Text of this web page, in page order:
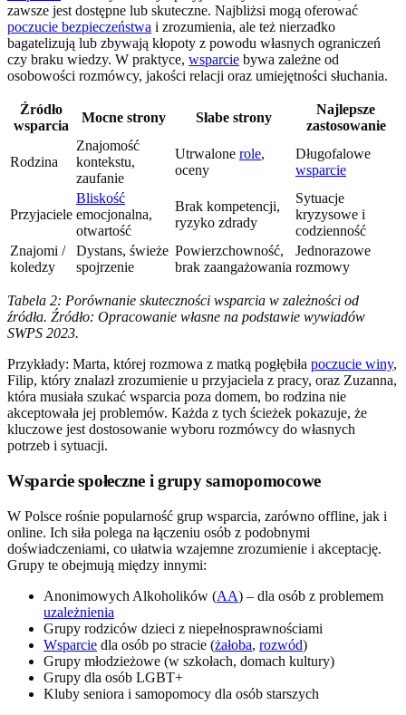
zawsze jest dostępne lub skuteczne. Najbliżsi mogą oferować
poczucie bezpieczeństwa i zrozumienia, ale też nierzadko
bagatelizują lub zbywają kłopoty z powodu własnych ograniczeń
czy braku wiedzy. W praktyce, wsparcie bywa zależne od
osobowości rozmówcy, jakości relacji oraz umiejętności słuchania.
Źródło
wsparcia
Mocne strony Słabe strony
Najlepsze
zastosowanie
Rodzina
Znajomość
kontekstu,
zaufanie
Utrwalone role,
oceny
Długofalowe
wsparcie
Przyjaciele
Bliskość
emocjonalna,
otwartość
Brak kompetencji,
ryzyko zdrady
Sytuacje
kryzysowe i
codzienność
Znajomi /
koledzy
Dystans, świeże
spojrzenie
Powierzchowność,
brak zaangażowania
Jednorazowe
rozmowy
Tabela 2: Porównanie skuteczności wsparcia w zależności od
źródła. Źródło: Opracowanie własne na podstawie wywiadów
SWPS 2023.
Przykłady: Marta, której rozmowa z matką pogłębiła poczucie winy,
Filip, który znalazł zrozumienie u przyjaciela z pracy, oraz Zuzanna,
która musiała szukać wsparcia poza domem, bo rodzina nie
akceptowała jej problemów. Każda z tych ścieżek pokazuje, że
kluczowe jest dostosowanie wyboru rozmówcy do własnych
potrzeb i sytuacji.
Wsparcie społeczne i grupy samopomocowe
W Polsce rośnie popularność grup wsparcia, zarówno offline, jak i
online. Ich siła polega na łączeniu osób z podobnymi
doświadczeniami, co ułatwia wzajemne zrozumienie i akceptację.
Grupy te obejmują między innymi:
Anonimowych Alkoholików (AA) – dla osób z problemem
uzależnienia
Grupy rodziców dzieci z niepełnosprawnościami
Wsparcie dla osób po stracie (żałoba, rozwód)
Grupy młodzieżowe (w szkołach, domach kultury)
Grupy dla osób LGBT+
Kluby seniora i samopomocy dla osób starszych